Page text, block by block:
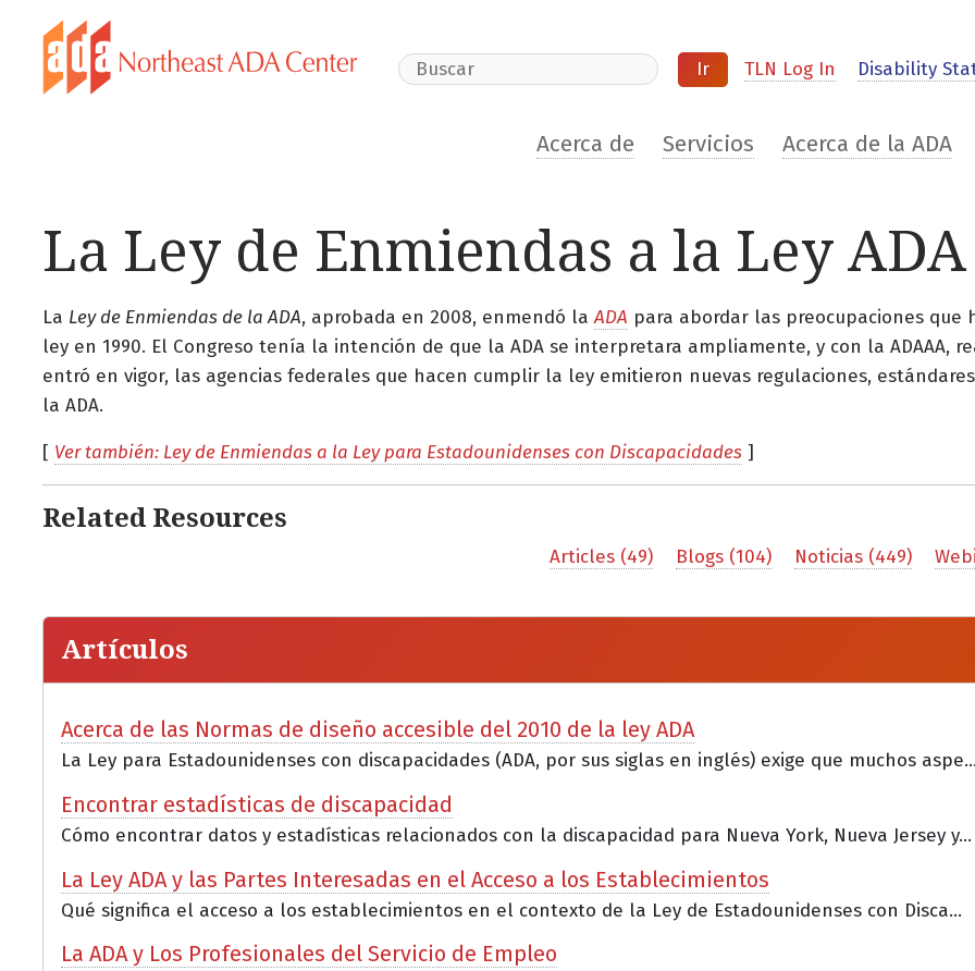
Search Website TLN Log In Disability
Acerca de Servicios Acerca de la ADA
La Ley de Enmiendas a la Ley ADA
La Ley de Enmiendas de la ADA, aprobada en 2008, enmendó laADA para abordar las preocupaciones que
ley en 1990. El Congreso tenía la intención de que la ADA se interpretara ampliamente, y con la ADAAA,
entró en vigor, las agencias federales que hacen cumplir la ley emitieron nuevas regulaciones,
la ADA.
[ Ver también: Ley de Enmiendas a la Ley para Estadounidenses con Discapacidades ]
Related Resources
Articles (49) Blogs (104) Noticias (449)
Artículos
Acerca de las Normas de diseño accesible del 2010 de la ley ADA
La Ley para Estadounidenses con discapacidades (ADA, por sus siglas en inglés) exige que muchos
Encontrar estadísticas de discapacidad
Cómo encontrar datos y estadísticas relacionados con la discapacidad para Nueva York, Nueva Jersey y...
La Ley ADA y las Partes Interesadas en el Acceso a los Establecimientos
Qué significa el acceso a los establecimientos en el contexto de la Ley de Estadounidenses con Disca...
La ADA y Los Profesionales del Servicio de Empleo